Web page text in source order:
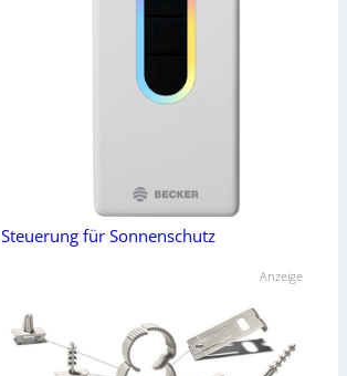
Steuerung für Sonnenschutz
Anzeige